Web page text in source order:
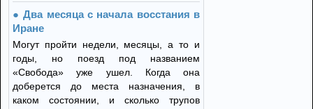
Два месяца с начала восстания в
Иране
Могут пройти недели, месяцы, а то и
годы, но поезд под названием
«Свобода» уже ушел. Когда она
доберется до места назначения, в
каком состоянии, и сколько трупов